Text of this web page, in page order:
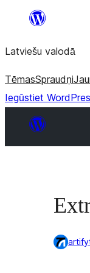
Pāriet
saturu
Latviešu valodā
TēmasSpraudņi
Iegūstiet